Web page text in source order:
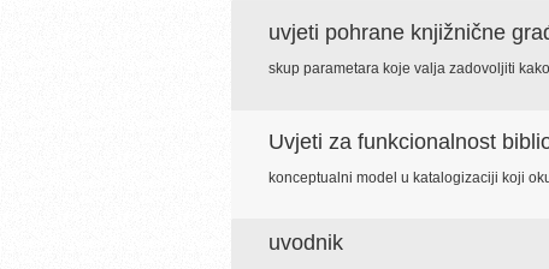
uvjeti pohrane knjižnične
skup parametara koje valja zadovoljiti
Uvjeti za funkcionalnost
konceptualni model u katalogizaciji koji
uvodnik